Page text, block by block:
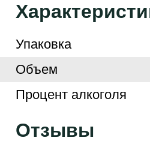
Упаковка
Объем
Процент алкоголя
Отзывы